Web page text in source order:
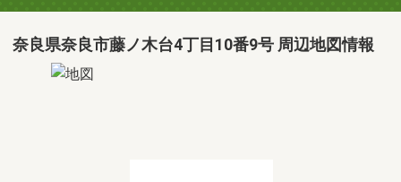
奈良県奈良市藤ノ木台4丁目10番9号 周辺地図情報